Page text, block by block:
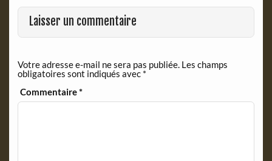
o
o
k
F
r
e
d
l
y
Laisser un commentaire
Votre adresse e-mail ne sera pas publiée. Les champs
obligatoires sont indiqués avec *
Commentaire*